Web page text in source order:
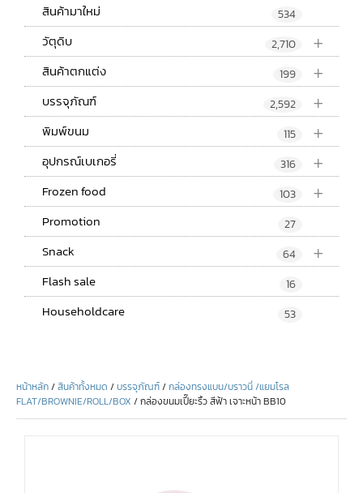
สินค้ามาใหม่ 534
+
วัตุดิบ 2,710
+
สินค้าตกแต่ง 199
+
บรรจุภัณฑ์ 2,592
+
พิมพ์ขนม 115
+
อุปกรณ์เบเกอรี่ 316
+
Frozen food 103
Promotion 27
+
Snack 64
Flash sale 16
Householdcare 53
หน้าหลัก/สินค้าทั้งหมด /บรรจุภัณฑ์/กล่องทรงแบน/บราวนี่ /แยมโรล
FLAT/BROWNIE/ROLL/BOX / กล่องขนมเปี๊ยะริ้ว สีฟ้า เจาะหน้า BB10